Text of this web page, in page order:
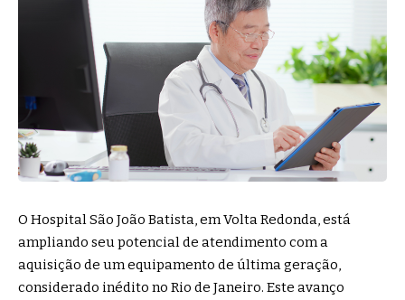
O Hospital São João Batista, em Volta Redonda, está
ampliando seu potencial de atendimento com a
aquisição de um equipamento de última geração,
considerado inédito no Rio de Janeiro. Este avanço